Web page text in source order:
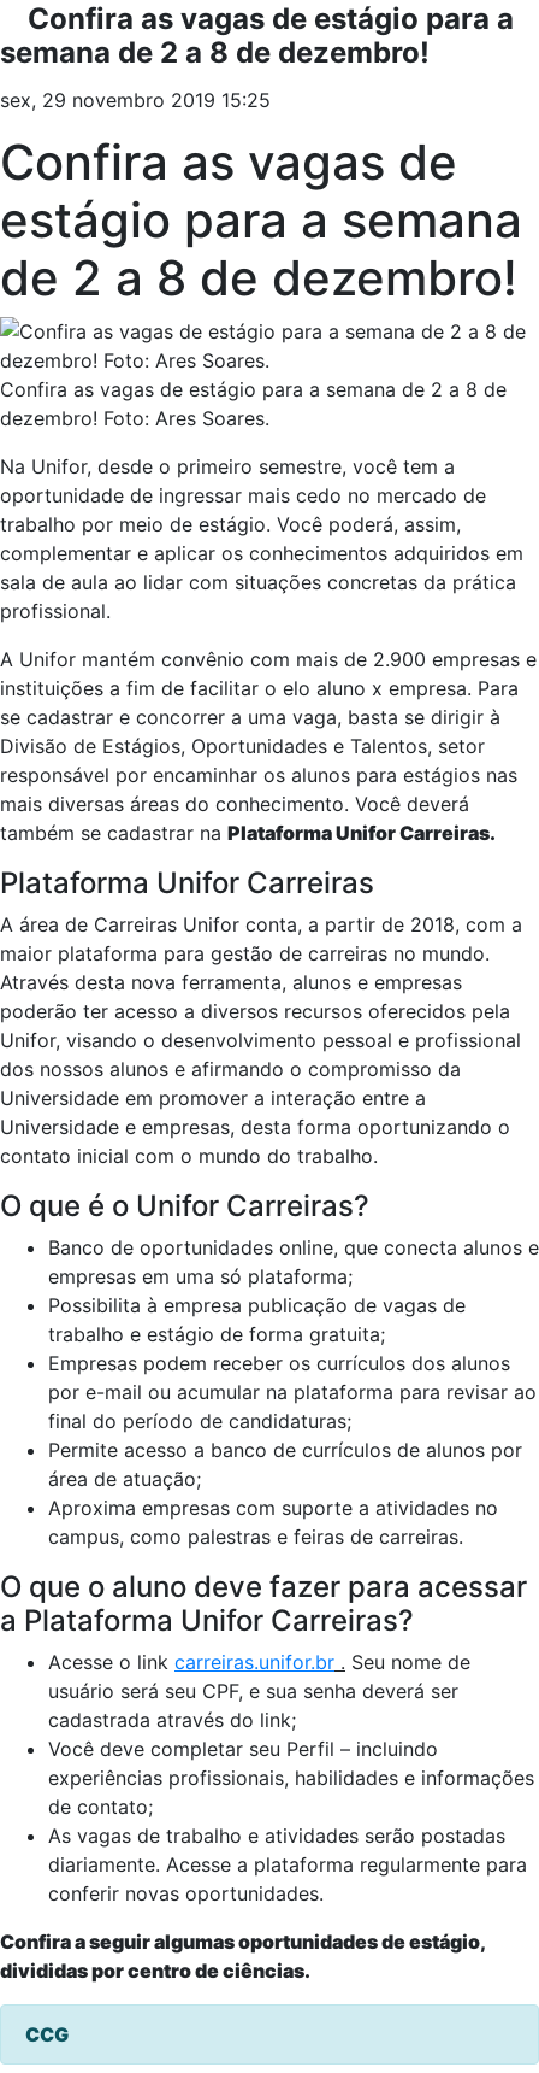
Confira as vagas de estágio para a
semana de 2 a 8 de dezembro!
sex, 29 novembro 2019 15:25
Confira as vagas de
estágio para a semana
de 2 a 8 de dezembro!
Confira as vagas de estágio para a semana de 2 a 8 de
dezembro! Foto: Ares Soares.
Na Unifor, desde o primeiro semestre, você tem a
oportunidade de ingressar mais cedo no mercado de
trabalho por meio de estágio. Você poderá, assim,
complementar e aplicar os conhecimentos adquiridos em
sala de aula ao lidar com situações concretas da prática
profissional.
A Unifor mantém convênio com mais de 2.900 empresas e
instituições a fim de facilitar o elo aluno x empresa. Para
se cadastrar e concorrer a uma vaga, basta se dirigir à
Divisão de Estágios, Oportunidades e Talentos, setor
responsável por encaminhar os alunos para estágios nas
mais diversas áreas do conhecimento. Você deverá
também se cadastrar na Plataforma Unifor Carreiras.
Plataforma Unifor Carreiras
A área de Carreiras Unifor conta, a partir de 2018, com a
maior plataforma para gestão de carreiras no mundo.
Através desta nova ferramenta, alunos e empresas
poderão ter acesso a diversos recursos oferecidos pela
Unifor, visando o desenvolvimento pessoal e profissional
dos nossos alunos e afirmando o compromisso da
Universidade em promover a interação entre a
Universidade e empresas, desta forma oportunizando o
contato inicial com o mundo do trabalho.
O que é o Unifor Carreiras?
Banco de oportunidades online, que conecta alunos e
empresas em uma só plataforma;
Possibilita à empresa publicação de vagas de
trabalho e estágio de forma gratuita;
Empresas podem receber os currículos dos alunos
por e-mail ou acumular na plataforma para revisar ao
final do período de candidaturas;
Permite acesso a banco de currículos de alunos por
área de atuação;
Aproxima empresas com suporte a atividades no
campus, como palestras e feiras de carreiras.
O que o aluno deve fazer para acessar
a Plataforma Unifor Carreiras?
Acesse o link carreiras.unifor.br . Seu nome de
usuário será seu CPF, e sua senha deverá ser
cadastrada através do link;
Você deve completar seu Perfil – incluindo
experiências profissionais, habilidades e informações
de contato;
As vagas de trabalho e atividades serão postadas
diariamente. Acesse a plataforma regularmente para
conferir novas oportunidades.
Confira a seguir algumas oportunidades de estágio,
divididas por centro de ciências.
CCG